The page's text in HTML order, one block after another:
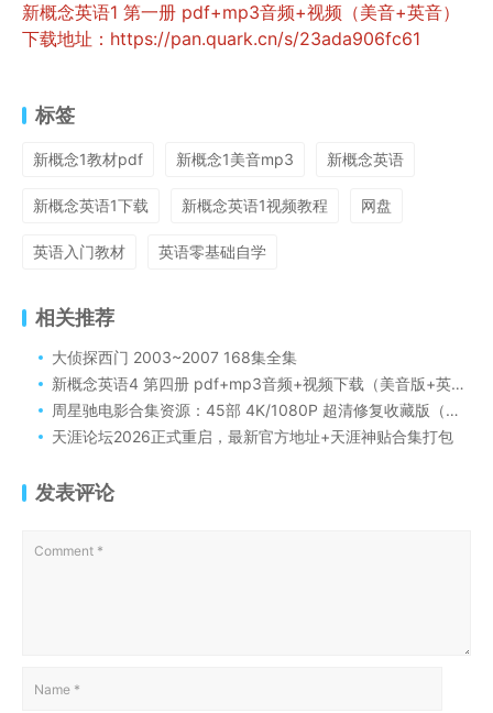
新概念英语1 第一册 pdf+mp3音频+视频（美音+英音）
下载地址：https://pan.quark.cn/s/23ada906fc61
标签
新概念1教材pdf 新概念1美音mp3 新概念英语
新概念英语1下载 新概念英语1视频教程 网盘
英语入门教材 英语零基础自学
相关推荐
大侦探西门 2003~2007 168集全集
新概念英语4 第四册 pdf+mp3音频+视频下载（美音版+英音版）
周星驰电影合集资源：45部 4K/1080P 超清修复收藏版（国粤双语/中文字幕）
天涯论坛2026正式重启，最新官方地址+天涯神贴合集打包
发表评论